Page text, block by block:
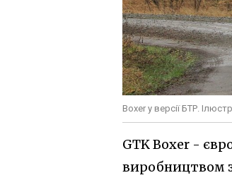
Boxer у версії БТР.
GTK Boxer -
виробництвом